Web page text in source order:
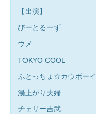
【出演】
びーとるーず
ウメ
TOKYO COOL
ふとっちょ☆カウボーイ
湯上がり夫婦
チェリー吉武